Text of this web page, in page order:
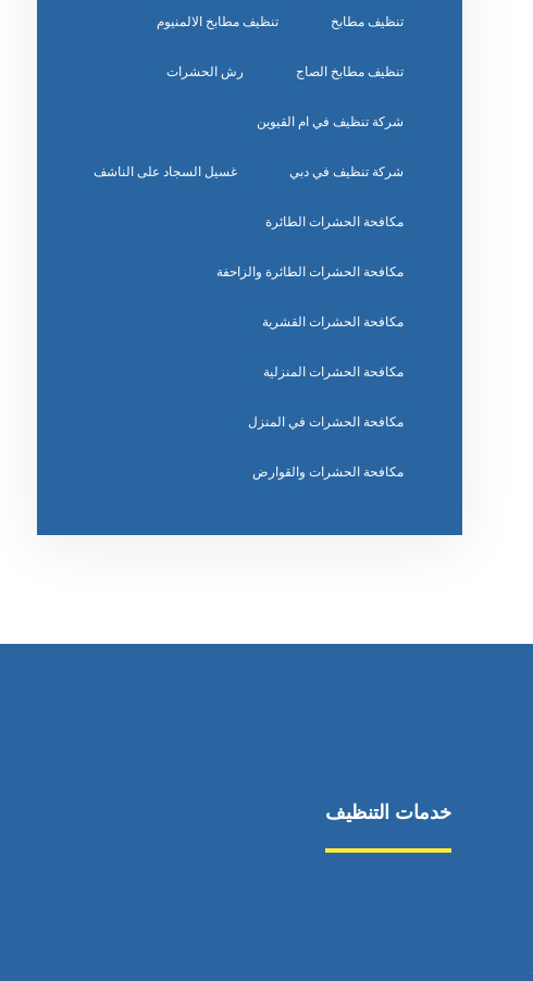
تنظيف مطابخ تنظيف مطابخ الالمنيوم
تنظيف مطابخ الصاج رش الحشرات
شركة تنظيف في ام القيوين
شركة تنظيف في دبي غسيل السجاد على الناشف
مكافحة الحشرات الطائرة
مكافحة الحشرات الطائرة والزاحفة
مكافحة الحشرات القشرية
مكافحة الحشرات المنزلية
مكافحة الحشرات في المنزل
مكافحة الحشرات والقوارض
خدمات التنظيف